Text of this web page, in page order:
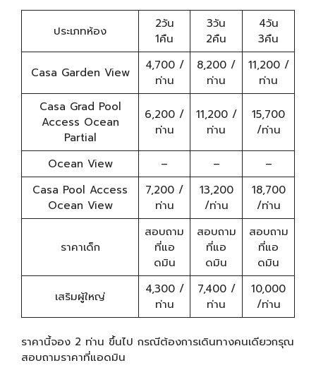
ประเภทห้อง
2วัน
1คืน
3วัน
2คืน
4วัน
3คืน
Casa Garden View
4,700 /
ท่าน
8,200 /
ท่าน
11,200 /
ท่าน
Casa Grad Pool
Access Ocean
Partial
6,200 /
ท่าน
11,200 /
ท่าน
15,700
/ท่าน
Ocean View – –
–
Casa Pool Access
Ocean View
7,200 /
ท่าน
13,200
/ท่าน
18,700
/ท่าน
ราคาเด็ก
สอบถาม
ที่แอ
ดมิน
สอบถาม
ที่แอ
ดมิน
สอบถาม
ที่แอ
ดมิน
เสริมผู้ใหญ่
4,300 /
ท่าน
7,400 /
ท่าน
10,000
/ท่าน
ราคานี้จอง 2 ท่าน ขึ้นไป กรณีต้องการเดินทางคนเดียวกรุณ
สอบถามราคาที่แอดมิน